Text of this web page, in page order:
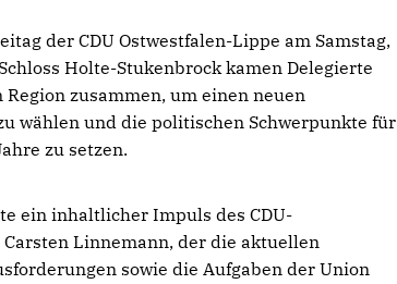
der CDU Ostwestfalen-Lippe am Samstag,
Holte-Stukenbrock kamen Delegierte
Region zusammen, um einen neuen
wählen und die politischen Schwerpunkte für
zu setzen.
ein inhaltlicher Impuls des CDU-
Linnemann, der die aktuellen
sowie die Aufgaben der Union